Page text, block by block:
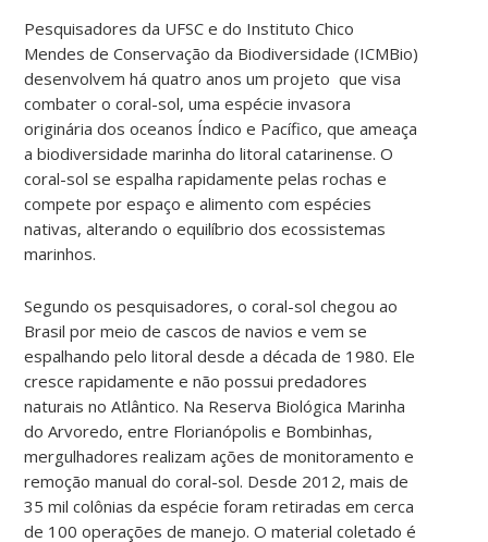
Pesquisadores da UFSC e do Instituto Chico
Mendes de Conservação da Biodiversidade (ICMBio)
desenvolvem há quatro anos um projeto que visa
combater o coral-sol, uma espécie invasora
originária dos oceanos Índico e Pacífico, que ameaça
a biodiversidade marinha do litoral catarinense. O
coral-sol se espalha rapidamente pelas rochas e
compete por espaço e alimento com espécies
nativas, alterando o equilíbrio dos ecossistemas
marinhos.
Segundo os pesquisadores, o coral-sol chegou ao
Brasil por meio de cascos de navios e vem se
espalhando pelo litoral desde a década de 1980. Ele
cresce rapidamente e não possui predadores
naturais no Atlântico. Na Reserva Biológica Marinha
do Arvoredo, entre Florianópolis e Bombinhas,
mergulhadores realizam ações de monitoramento e
remoção manual do coral-sol. Desde 2012, mais de
35 mil colônias da espécie foram retiradas em cerca
de 100 operações de manejo. O material coletado é